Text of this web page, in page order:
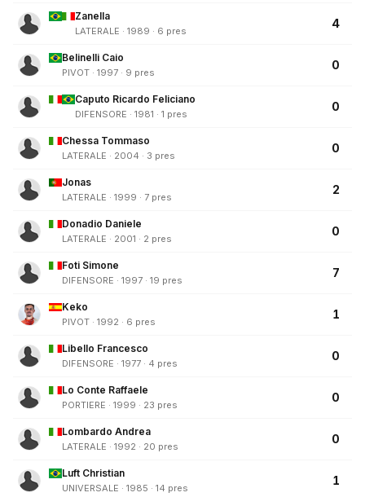
Zanella
LATERALE · 1989 · 6 pres
4
Belinelli Caio
PIVOT · 1997 · 9 pres
0
Caputo Ricardo Feliciano
DIFENSORE · 1981 · 1 pres
0
Chessa Tommaso
LATERALE · 2004 · 3 pres
0
Jonas
LATERALE · 1999 · 7 pres
2
Donadio Daniele
LATERALE · 2001 · 2 pres
0
Foti Simone
DIFENSORE · 1997 · 19 pres
7
Keko
PIVOT · 1992 · 6 pres
1
Libello Francesco
DIFENSORE · 1977 · 4 pres
0
Lo Conte Raffaele
PORTIERE · 1999 · 23 pres
0
Lombardo Andrea
LATERALE · 1992 · 20 pres
0
Luft Christian
UNIVERSALE · 1985 · 14 pres
1